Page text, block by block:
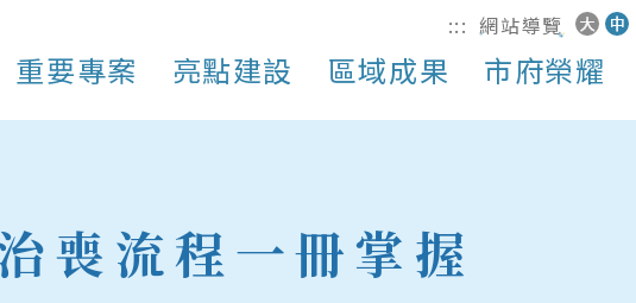
::: 網站導覽
重要專案 亮點建設 區域成果 市府榮耀
喪流程一冊掌握